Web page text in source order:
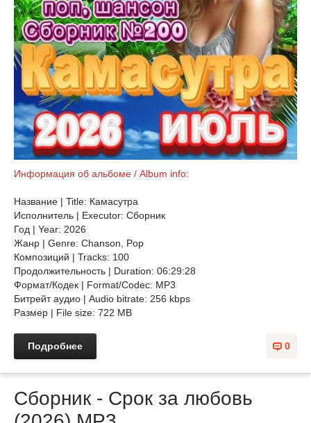
Информация об альбоме / Album info:
Название | Title: Камасутра
Исполнитель | Executor: Сборник
Год | Year: 2026
Жанр | Genre: Chanson, Pop
Композиций | Tracks: 100
Продолжительность | Duration: 06:29:28
Формат/Кодек | Format/Codec: MP3
Битрейт аудио | Audio bitrate: 256 kbps
Размер | File size: 722 MB
0
Подробнее
Сборник - Срок за любовь